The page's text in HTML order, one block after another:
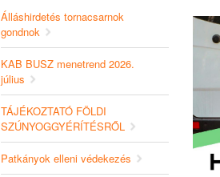
Álláshirdetés tornacsarnok
gondnok
KAB BUSZ menetrend 2026.
július
TÁJÉKOZTATÓ FÖLDI
SZÚNYOGGYÉRÍTÉSRŐL
Patkányok elleni védekezés